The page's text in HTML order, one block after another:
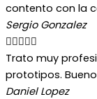
contento con la
Sergio Gonzalez

Trato muy
prototipos.
Daniel Lopez